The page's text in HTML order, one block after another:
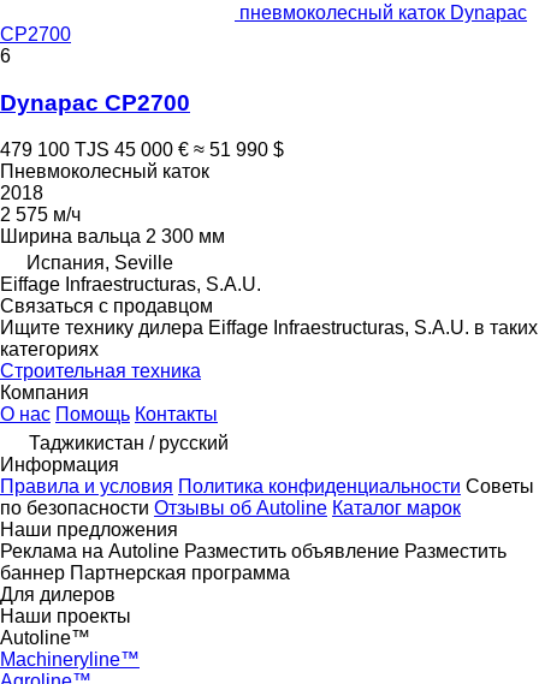
пневмоколесный каток Dynapac
CP2700
6
Dynapac CP2700
479 100 TJS 45 000 € ≈ 51 990 $
Пневмоколесный каток
2018
2 575 м/ч
Ширина вальца 2 300 мм
Испания, Seville
Eiffage Infraestructuras, S.A.U.
Связаться с продавцом
Ищите технику дилера Eiffage Infraestructuras, S.A.U. в таких
категориях
Строительная техника
Компания
О нас Помощь Контакты
Таджикистан / русский
Информация
Правила и условия Политика конфиденциальности Советы
по безопасности Отзывы об Autoline Каталог марок
Наши предложения
Реклама на Autoline Разместить объявление Разместить
баннер Партнерская программа
Для дилеров
Наши проекты
Autoline™
Machineryline™